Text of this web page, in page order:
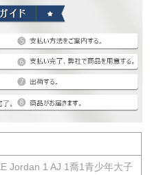
Jordan 1 AJ 1喬1青少年大子